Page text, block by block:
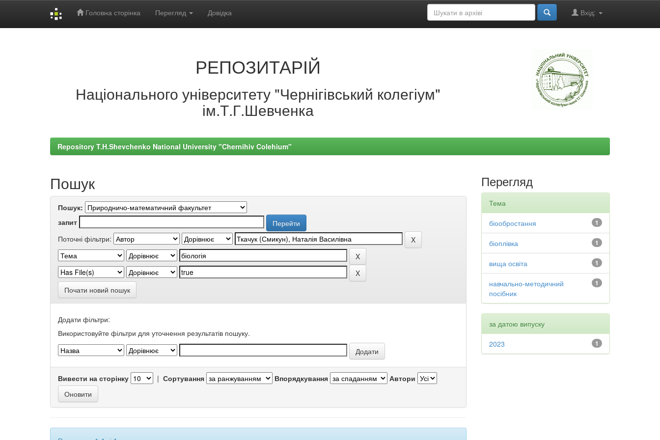
Головна сторінка Перегляд Довідка Вхід:
РЕПОЗИТАРІЙ
Національного університету "Чернігівський колегіум"
ім.Т.Г.Шевченка
Repository T.H.Shevchenko National University "Chernihiv Colehium"
Пошук
Пошук:
запит
Поточні фільтри:
Почати новий пошук
Додати фільтри:
Використовуйте фільтри для уточнення результатів пошуку.
Вивести на сторінку | Сортування Впорядкування Автори
Перегляд
Тема
1
біообростання
1
біоплівка
1
вища освіта
1
навчально-методичний
посібник
за датою випуску
1
2023